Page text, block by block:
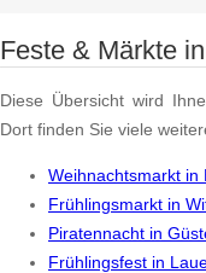
Feste & Märkte
Diese Übersicht wird
Dort finden Sie viele
Weihnachtsmarkt in
Frühlingsmarkt in
Piratennacht in
Frühlingsfest in